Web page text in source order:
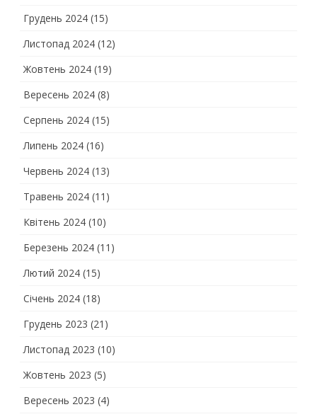
Грудень 2024 (15)
Листопад 2024 (12)
Жовтень 2024 (19)
Вересень 2024 (8)
Серпень 2024 (15)
Липень 2024 (16)
Червень 2024 (13)
Травень 2024 (11)
Квітень 2024 (10)
Березень 2024 (11)
Лютий 2024 (15)
Січень 2024 (18)
Грудень 2023 (21)
Листопад 2023 (10)
Жовтень 2023 (5)
Вересень 2023 (4)